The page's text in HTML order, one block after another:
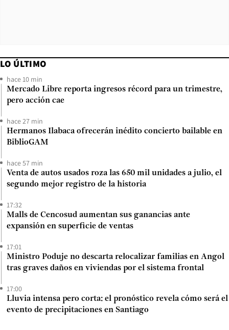
LO ÚLTIMO
hace 10 min
Mercado Libre reporta ingresos récord para un trimestre,
pero acción cae
hace 27 min
Hermanos Ilabaca ofrecerán inédito concierto bailable en
BiblioGAM
hace 57 min
Venta de autos usados roza las 650 mil unidades a julio, el
segundo mejor registro de la historia
17:32
Malls de Cencosud aumentan sus ganancias ante
expansión en superficie de ventas
17:01
Ministro Poduje no descarta relocalizar familias en Angol
tras graves daños en viviendas por el sistema frontal
17:00
Lluvia intensa pero corta: el pronóstico revela cómo será el
evento de precipitaciones en Santiago